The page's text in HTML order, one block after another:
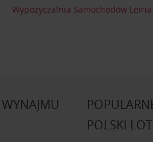
Wypożyczalnia Samochodów Leiria
POLSKI